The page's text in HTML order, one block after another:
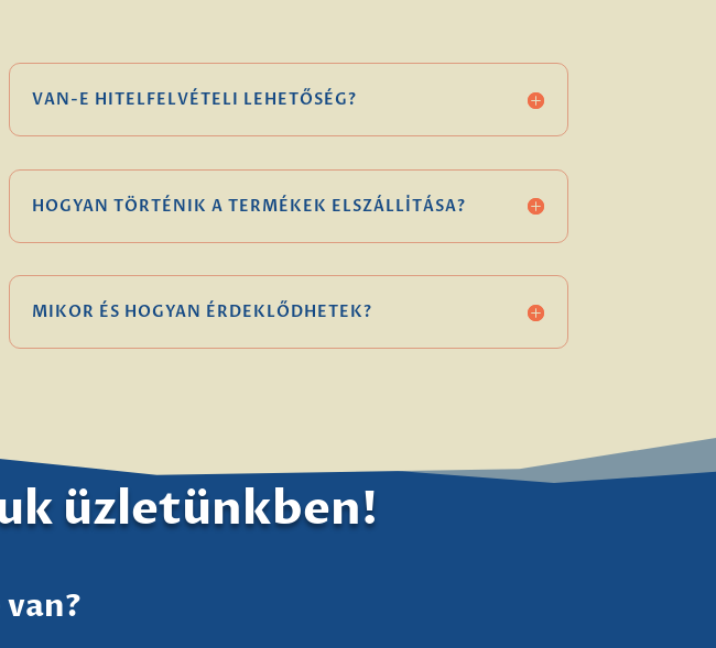
VAN-E HITELFELVÉTELI LEHETŐSÉG?
HOGYAN TÖRTÉNIK A TERMÉKEK ELSZÁLLÍTÁSA?
MIKOR ÉS HOGYAN ÉRDEKLŐDHETEK?
üzletünkben!